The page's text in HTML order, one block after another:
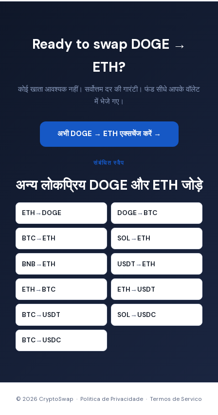
Ready to swap DOGE →
ETH?
कोई खाता आवश्यक नहीं। सर्वोत्तम दर की गारंटी। फंड सीधे आपके वॉलेट
में भेजे गए।
अभी DOGE → ETH एक्सचेंज करें →
संबंधित स्वैप
अन्य लोकप्रिय DOGE और ETH जोड़े
ETH → DOGE DOGE→ BTC
BTC→ ETH SOL → ETH
BNB → ETH USDT → ETH
ETH → BTC ETH → USDT
BTC→ USDT SOL → USDC
BTC→ USDC
© 2026 CryptoSwap · Politica de Privacidade · Termos de Servico